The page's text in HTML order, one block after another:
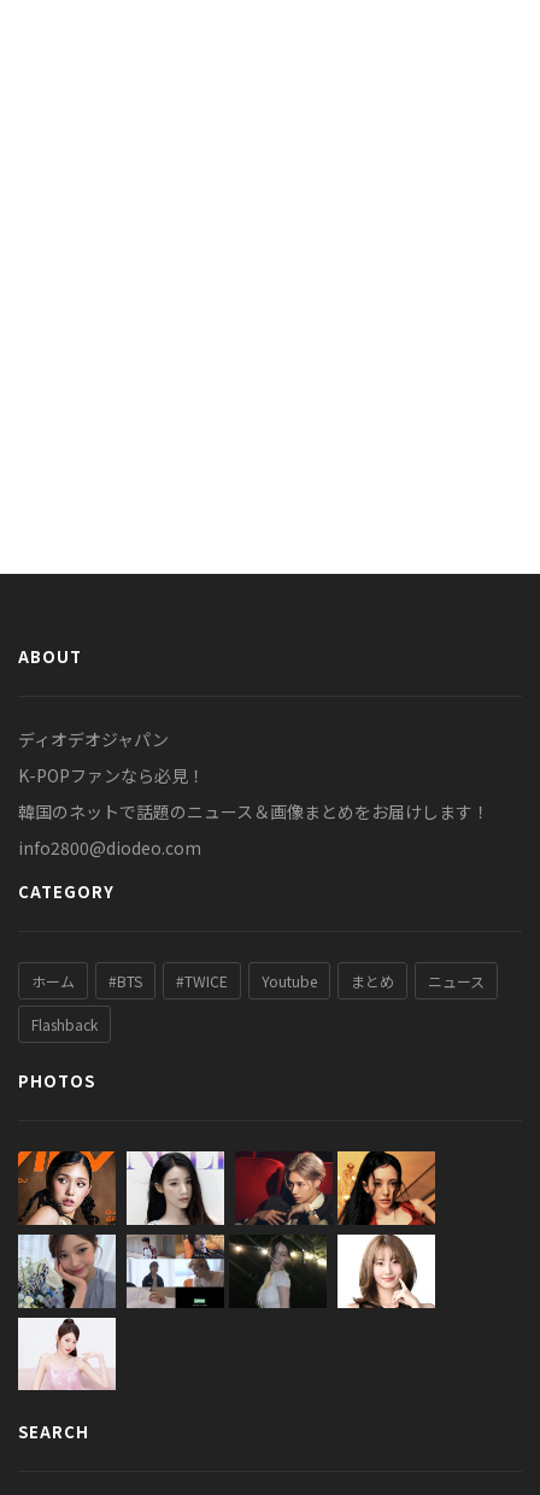
ABOUT
ディオデオジャパン
K-POPファンなら必見！
韓国のネットで話題のニュース＆画像まとめをお届けします！
info2800@diodeo.com
CATEGORY
ホーム #BTS #TWICE Youtube まとめ ニュース
Flashback
PHOTOS
SEARCH